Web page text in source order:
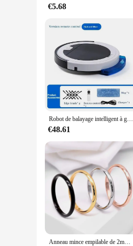
**Reliable and
home and commercial
looking for a top-quality
€5.68
Robot de balayage intelligent à grande eau, application mobile précieuse, télécommande, planification et ligne de livres, faible bruit, grande aspiration, 2000 Pa
€48.61
Anneau mince empilable de 2mm en acier inoxydable, bande unie, alliance Midi pour femmes et filles taille 3-12